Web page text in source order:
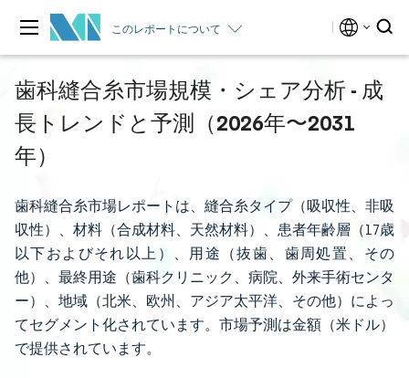
このレポートについて
歯科縫合糸市場規模・シェア分析 - 成
長トレンドと予測（2026年〜2031
年）
歯科縫合糸市場レポートは、縫合糸タイプ（吸収性、非吸
収性）、材料（合成材料、天然材料）、患者年齢層（17歳
以下およびそれ以上）、用途（抜歯、歯周処置、その
他）、最終用途（歯科クリニック、病院、外来手術センタ
ー）、地域（北米、欧州、アジア太平洋、その他）によっ
てセグメント化されています。市場予測は金額（米ドル）
で提供されています。